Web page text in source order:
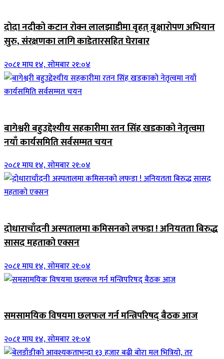
दोदा नदीको कटान रोक्न लालझाडीमा वृहत् वृक्षारोपण अभियान
सुरु, संरक्षणका लागि काडेतारसहित घेराबार
२०८१ माघ १४, सोमबार २१:०४
बागेश्वरी बहुउद्देश्यीय सहकारीमा रतन सिंह खडकाको नेतृत्वमा
नयाँ कार्यसमिति सर्वसम्मत चयन
२०८१ माघ १४, सोमबार २१:०४
दोधाराचाँदनी अस्पतालमा कमिसनको लफडा ! अनियतता बिरुद्ध
सासद महताको एक्सन
२०८१ माघ १४, सोमबार २१:०४
समसामयिक विषयमा छलफल गर्न मन्त्रिपरिषद् बैठक आज
२०८१ माघ १४, सोमबार २१:०४